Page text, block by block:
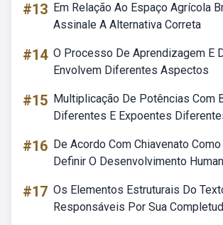
#13 Em Relação Ao Espaço Agrícola
Assinale A Alternativa Correta
#14 O Processo De Aprendizagem E
Envolvem Diferentes Aspectos
#15 Multiplicação De Potências Com
Diferentes E Expoentes
#16 De Acordo Com Chiavenato
Definir O Desenvolvimento
#17 Os Elementos Estruturais Do
Responsáveis Por Sua